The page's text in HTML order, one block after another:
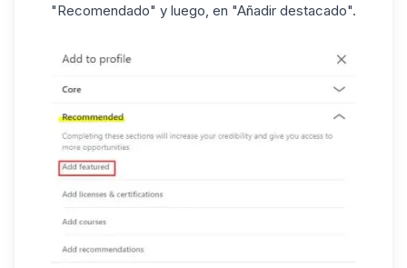
"Recomendado" y luego, en "Añadir destacado".